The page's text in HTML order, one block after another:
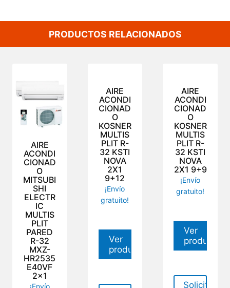
PRODUCTOS RELACIONADOS
AIRE
ACONDI
CIONAD
O
MITSUBI
SHI
ELECTR
IC
MULTIS
PLIT
PARED
R-32
MXZ-
HR2535
E40VF
2×1
¡Envío
AIRE
ACONDI
CIONAD
O
KOSNER
MULTIS
PLIT R-
32 KSTI
NOVA
2X1
9+12
¡Envío
gratuito!
Ver
producto
AIRE
ACONDI
CIONAD
O
KOSNER
MULTIS
PLIT R-
32 KSTI
NOVA
2X1 9+9
¡Envío
gratuito!
Ver
producto
Solicitar